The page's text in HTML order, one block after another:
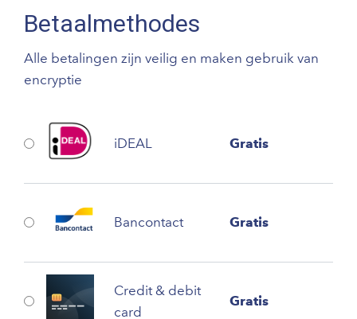
Betaalmethodes
Alle betalingen zijn veilig en maken gebruik van
encryptie
iDEAL Gratis
Bancontact Gratis
Credit & debit
card
Gratis